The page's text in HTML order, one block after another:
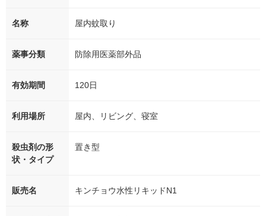
名称 屋内蚊取り
薬事分類 防除用医薬部外品
有効期間 120日
利用場所 屋内、リビング、寝室
殺虫剤の形
状・タイプ
置き型
販売名 キンチョウ水性リキッドN1